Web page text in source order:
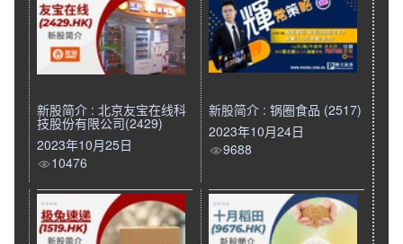
新股简介 : 北京友宝在线科
技股份有限公司(2429)
2023年10月25日
10476
新股简介 : 锅圈食品 (2517)
2023年10月24日
9688